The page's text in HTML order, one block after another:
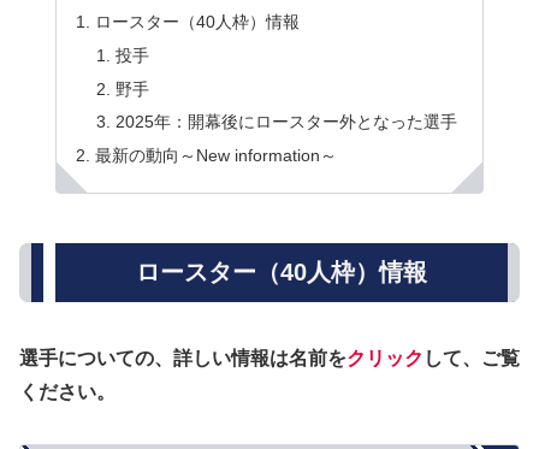
ロースター（40人枠）情報
投手
野手
2025年：開幕後にロースター外となった選手
最新の動向～New information～
ロースター（40人枠）情報
選手についての、詳しい情報は名前をクリック して、ご覧
ください。